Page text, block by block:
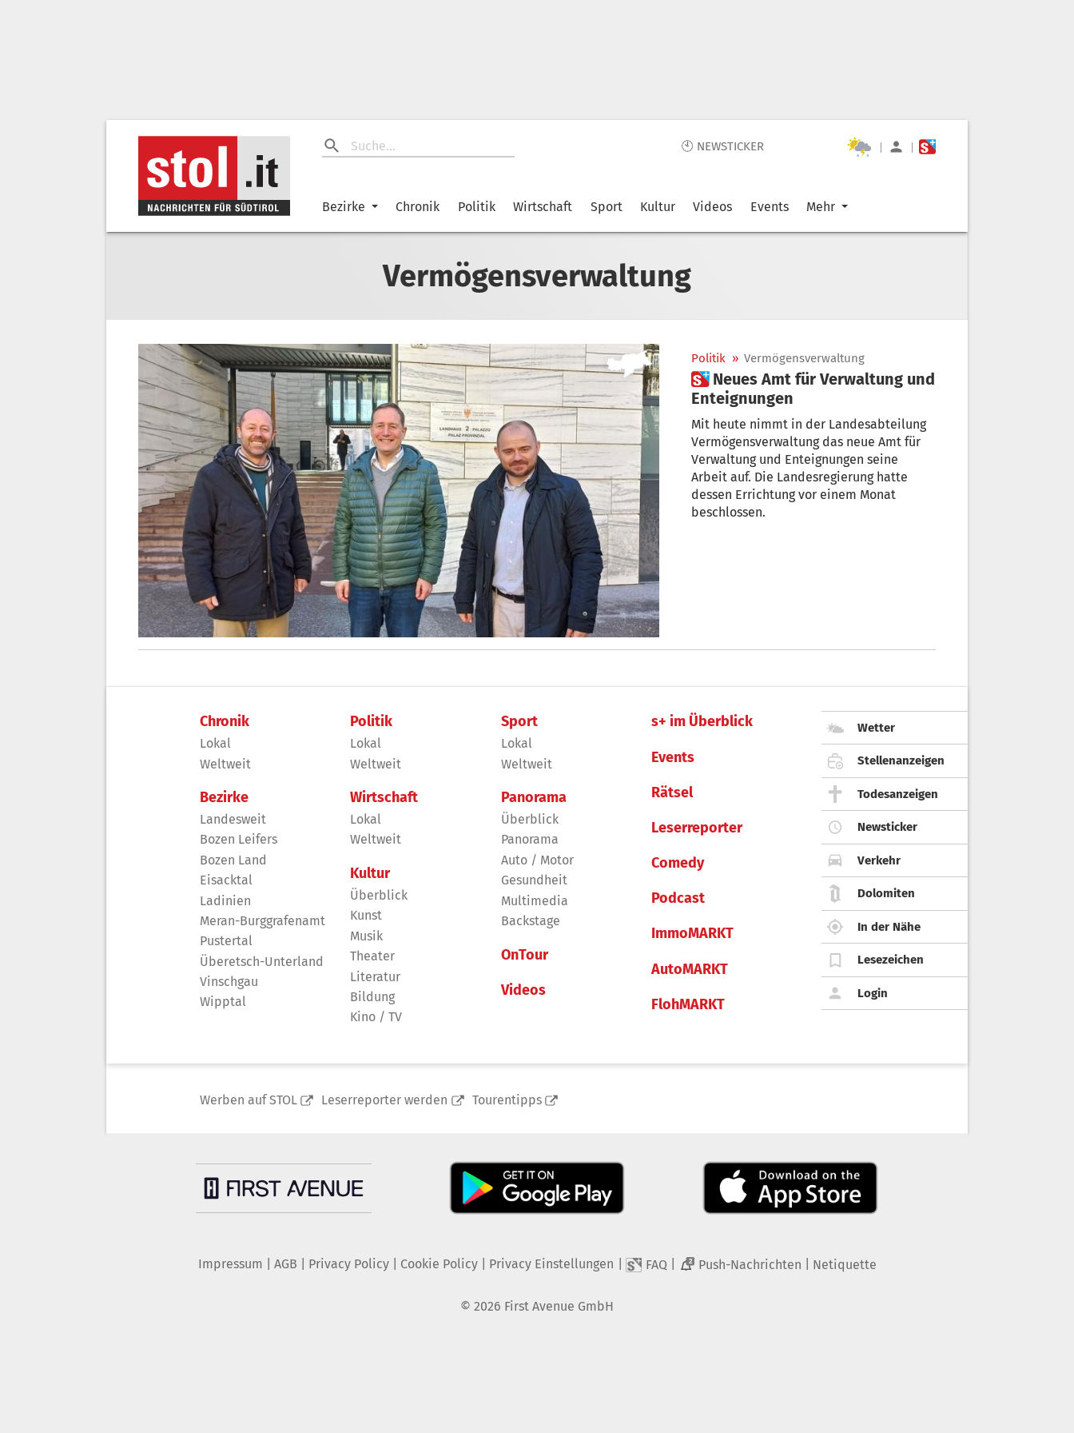
🕙 NEWSTICKER | |
Bezirke Chronik Politik Wirtschaft Sport Kultur Videos Events Mehr
Vermögensverwaltung
Politik » Vermögensverwaltung
 Neues Amt für Verwaltung und
Enteignungen
Mit heute nimmt in der Landesabteilung
Vermögensverwaltung das neue Amt für
Verwaltung und Enteignungen seine
Arbeit auf. Die Landesregierung hatte
dessen Errichtung vor einem Monat
beschlossen.
Chronik
Lokal
Weltweit
Bezirke
Landesweit
Bozen Leifers
Bozen Land
Eisacktal
Ladinien
Meran-Burggrafenamt
Pustertal
Überetsch-Unterland
Vinschgau
Wipptal
Politik
Lokal
Weltweit
Wirtschaft
Lokal
Weltweit
Kultur
Überblick
Kunst
Musik
Theater
Literatur
Bildung
Kino / TV
Sport
Lokal
Weltweit
Panorama
Überblick
Panorama
Auto / Motor
Gesundheit
Multimedia
Backstage
OnTour
Videos
s+ im Überblick
Events
Rätsel
Leserreporter
Comedy
Podcast
ImmoMARKT
AutoMARKT
FlohMARKT
Wetter
Stellenanzeigen
Todesanzeigen
Newsticker
Verkehr
Dolomiten
In der Nähe
Lesezeichen
Login
Werben auf STOL Leserreporter werden Tourentipps
Impressum AGB Privacy Policy| Cookie Policy| Privacy Einstellungen FAQ 2 Push-Nachrichten Netiquette
© 2026 First Avenue GmbH